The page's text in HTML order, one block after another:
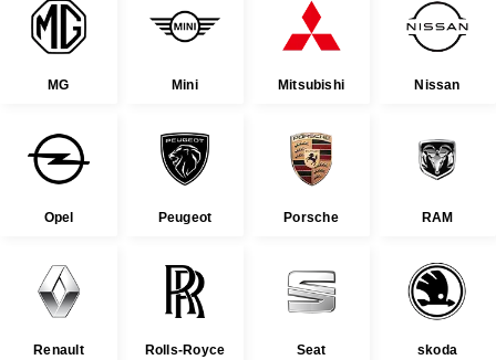
MG Mini Mitsubishi Nissan
Opel Peugeot Porsche RAM
Renault Rolls-Royce Seat skoda